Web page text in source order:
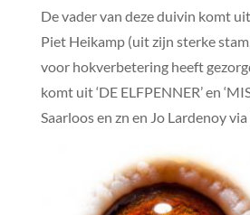
De vader van deze duivin komt
Piet Heikamp (uit zijn sterke
voor hokverbetering heeft
komt uit ‘DE ELFPENNER’ en
Saarloos en zn en Jo Lardenoy